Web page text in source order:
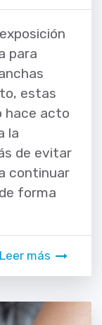
para
estas
hace acto
la
de evitar
continuar
forma
Leer más